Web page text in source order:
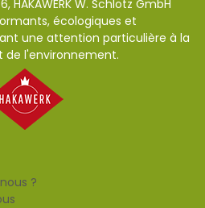
HAKAWERK W. Schlotz GmbH
écologiques et
une attention particulière à la
l'environnement.
?